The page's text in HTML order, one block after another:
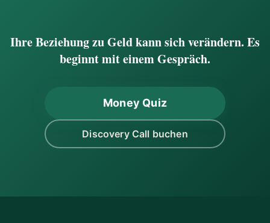
Ihre Beziehung zu Geld kann sich verändern. Es
beginnt mit einem Gespräch.
Money Quiz
Discovery Call buchen